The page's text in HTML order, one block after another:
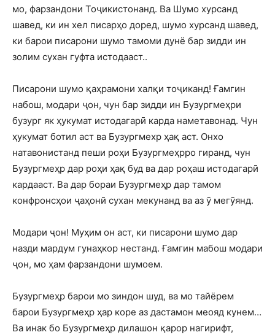
мо, фарзандони Тоҷикистонанд. Ва Шумо хурсанд
шавед, ки ин хел писарҳо доред, шумо хурсанд шавед,
ки барои писарони шумо тамоми дунё бар зидди ин
золим сухан гуфта истодааст..
Писарони шумо қаҳрамони халқи тоҷиканд! Ғамгин
набош, модари ҷон, чун бар зидди ин Бузургмеҳри
бузург як ҳукумат истодагарӣ карда наметавонад. Чун
ҳукумат ботил аст ва Бузургмехр ҳақ аст. Онхо
натавонистанд пеши роҳи Бузургмеҳрро гиранд, чун
Бузургмеҳр дар роҳи ҳақ буд ва дар роҳаш истодагарӣ
кардааст. Ва дар бораи Бузургмеҳр дар тамом
конфронсҳои ҷаҳонӣ сухан мекунанд ва аз ӯ мегӯянд.
Модари ҷон! Муҳим он аст, ки писарони шумо дар
назди мардум гунаҳкор нестанд. Ғамгин мабош модари
ҷон, мо ҳам фарзандони шумоем.
Бузургмеҳр барои мо зиндон шуд, ва мо тайёрем
барои Бузургмеҳр ҳар коре аз дастамон меояд кунем…
Ва инак бо Бузургмеҳр дилашон қарор нагирифт,